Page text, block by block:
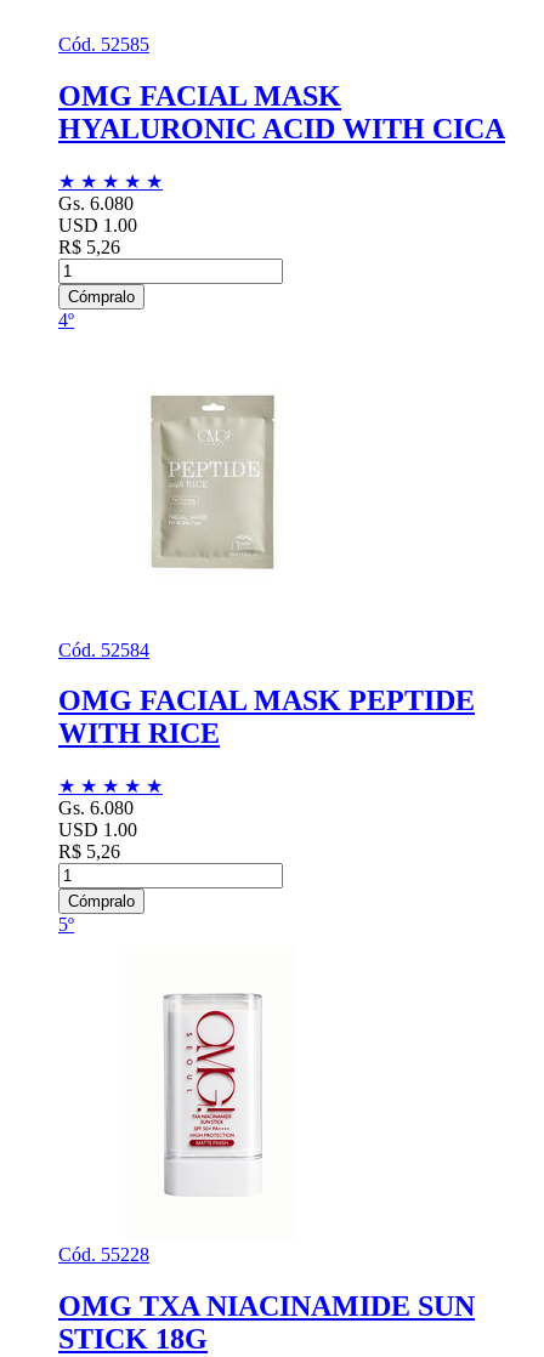
Cód. 52585
OMG FACIAL MASK
HYALURONIC ACID WITH CICA
★ ★ ★ ★ ★
Gs. 6.080
USD 1.00
R$ 5,26
Cómpralo
4º
Cód. 52584
OMG FACIAL MASK PEPTIDE
WITH RICE
★ ★ ★ ★ ★
Gs. 6.080
USD 1.00
R$ 5,26
Cómpralo
5º
Cód. 55228
OMG TXA NIACINAMIDE SUN
STICK 18G